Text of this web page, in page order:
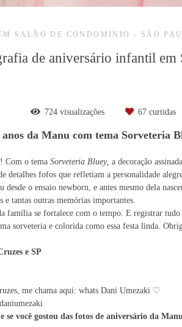
SALÃO DE CONDOMINIO - SÃO
de aniversário infantil em
724 visualizações 67 curtidas
da Manu com tema Sorveteria
Com o tema Sorveteria Bluey, a decoração
fofos que refletiam a personalidade
o ensaio newborn, e antes mesmo dela
e tantas outras memórias importantes.
família se fortalece com o tempo. E registrar
sorveteria e colorida como essa festa linda.
e SP
me chama aqui: whats Dani Umezaki ♡
você gostou das fotos de aniversário da